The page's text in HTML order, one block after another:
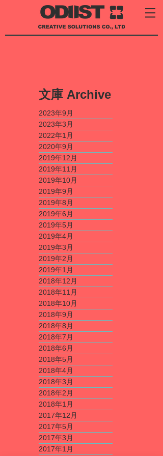
​文庫 Archive
2023年9月
2023年3月
2022年1月
2020年9月
2019年12月
2019年11月
2019年10月
2019年9月
2019年8月
2019年6月
2019年5月
2019年4月
2019年3月
2019年2月
2019年1月
2018年12月
2018年11月
2018年10月
2018年9月
2018年8月
2018年7月
2018年6月
2018年5月
2018年4月
2018年3月
2018年2月
2018年1月
2017年12月
2017年5月
2017年3月
2017年1月